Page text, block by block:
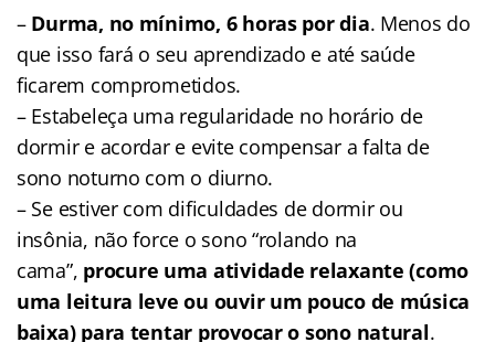
– Durma, no mínimo, 6 horas por dia. Menos do
que isso fará o seu aprendizado e até saúde
ficarem comprometidos.
– Estabeleça uma regularidade no horário de
dormir e acordar e evite compensar a falta de
sono noturno com o diurno.
– Se estiver com dificuldades de dormir ou
insônia, não force o sono “rolando na
cama”, procure uma atividade relaxante (como
uma leitura leve ou ouvir um pouco de música
baixa) para tentar provocar o sono natural.